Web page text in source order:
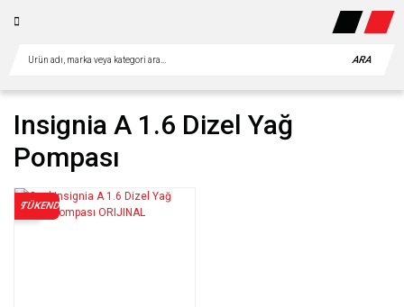
ARA
Insignia A 1.6 Dizel Yağ
Pompası
TÜKENDİ
%20